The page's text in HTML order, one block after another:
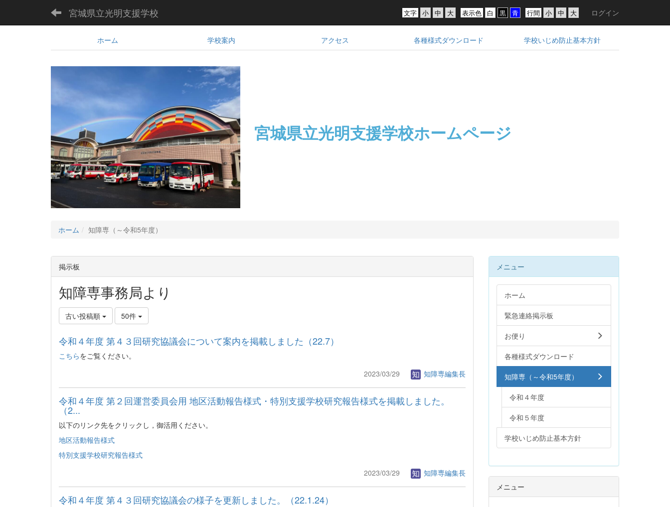
宮城県立光明支援学校 行間
表示色
文字 ログイン
ホーム 学校案内 アクセス 各種様式ダウンロード 学校いじめ防止基本方針
宮城県立光明支援学校ホームページ
ホーム 知障専（～令和5年度）
掲示板
知障専事務局より
古い投稿順 50件
令和４年度 第４３回研究協議会について案内を掲載しました（22.7）
こちらをご覧ください。
2023/03/29
知障専編集長
令和４年度 第２回運営委員会用 地区活動報告様式・特別支援学校研究報告様式を掲載しました。
（2...
以下のリンク先をクリックし，御活用ください。
地区活動報告様式
特別支援学校研究報告様式
2023/03/29
知障専編集長
令和４年度 第４３回研究協議会の様子を更新しました。（22.1.24）
メニュー
ホーム
緊急連絡掲示板
お便り
各種様式ダウンロード
知障専（～令和5年度）
令和４年度
令和５年度
学校いじめ防止基本方針
メニュー